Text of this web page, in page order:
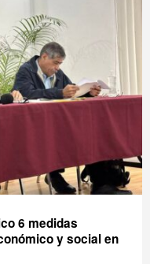
6 medidas
y social en